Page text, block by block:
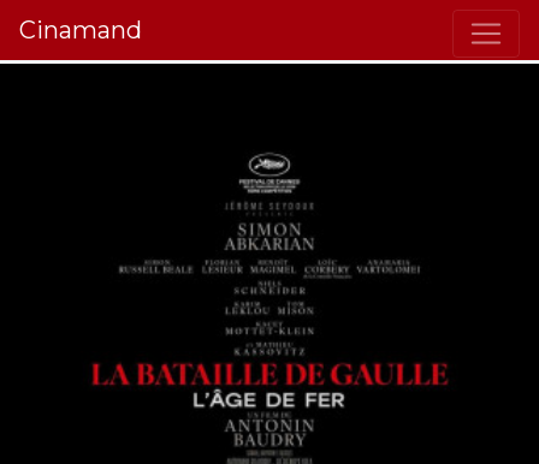
Cinamand